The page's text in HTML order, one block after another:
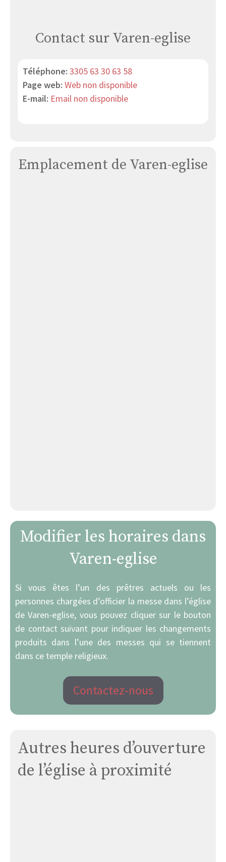
Contact sur Varen-eglise
Téléphone: 3305 63 30 63 58
Page web: Web non disponible
E-mail: Email non disponible
Emplacement de Varen-eglise
Modifier les horaires dans
Varen-eglise
Si vous êtes l’un des prêtres actuels ou les
personnes chargées d’officier la messe dans l’église
de Varen-eglise, vous pouvez cliquer sur le bouton
de contact suivant pour indiquer les changements
produits dans l’une des messes qui se tiennent
dans ce temple religieux.
Contactez-nous
Autres heures d’ouverture
de l’église à proximité